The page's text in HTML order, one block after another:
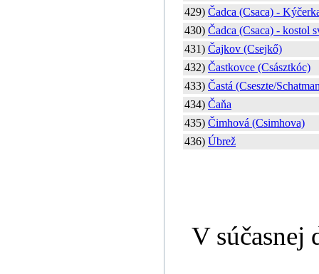
429) Čadca (Csaca) -
430) Čadca (Csaca) - kostol
431) Čajkov (Csejkő)
432) Častkovce (Császtkóc)
433) Častá (Cseszte/
434) Čaňa
435) Čimhová (Csimhova)
436) Úbrež
V súčasnej